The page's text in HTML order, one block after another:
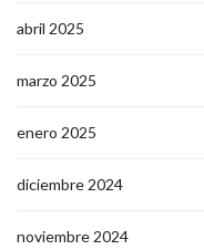
abril 2025
marzo 2025
enero 2025
diciembre 2024
noviembre 2024